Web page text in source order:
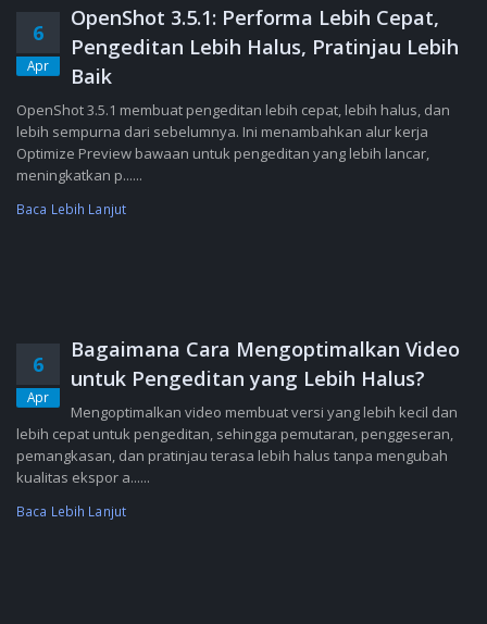
6
Apr
OpenShot 3.5.1: Performa Lebih Cepat,
Pengeditan Lebih Halus, Pratinjau Lebih
Baik
OpenShot 3.5.1 membuat pengeditan lebih cepat, lebih halus, dan
lebih sempurna dari sebelumnya. Ini menambahkan alur kerja
Optimize Preview bawaan untuk pengeditan yang lebih lancar,
meningkatkan p......
Baca Lebih Lanjut
6
Apr
Bagaimana Cara Mengoptimalkan Video
untuk Pengeditan yang Lebih Halus?
Mengoptimalkan video membuat versi yang lebih kecil dan
lebih cepat untuk pengeditan, sehingga pemutaran, penggeseran,
pemangkasan, dan pratinjau terasa lebih halus tanpa mengubah
kualitas ekspor a......
Baca Lebih Lanjut